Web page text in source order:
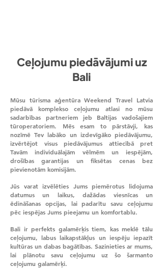
Ceļojumu piedāvājumi uz
Bali
Mūsu tūrisma aģentūra Weekend Travel Latvia
piedāvā komplekso ceļojumu atlasi no mūsu
sadarbības partneriem jeb Baltijas vadošajiem
tūroperatoriem. Mēs esam to pārstāvji, kas
nozīmē Tev labāko un izdevīgāko piedāvājumu,
izvērtējot visus piedāvājumus attiecībā pret
Tavām individuālajām vēlmēm un iespējām,
drošības garantijas un fiksētas cenas bez
pievienotām komisijām.
Jūs varat izvēlēties Jums piemērotus lidojuma
datumus un laikus, dažādas viesnīcas un
ēdināšanas opcijas, lai padarītu savu ceļojumu
pēc iespējas Jums pieejamu un komfortablu.
Bali ir perfekts galamērķis tiem, kas meklē tālu
ceļojumu, labus laikapstākļus un iespēju iepazīt
kultūras un dabas bagātības. Sazinieties ar mums,
lai plānotu savu ceļojumu uz šo šarmanto
ceļojumu galamērķi.